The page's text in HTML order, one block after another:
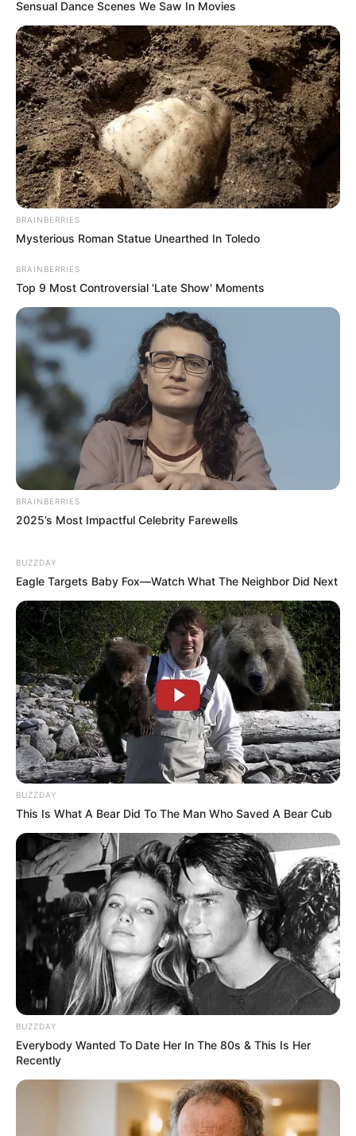
Sensual Dance Scenes We Saw In Movies
BRAINBERRIES
Mysterious Roman Statue Unearthed In Toledo
BRAINBERRIES
Top 9 Most Controversial 'Late Show' Moments
BRAINBERRIES
2025’s Most Impactful Celebrity Farewells
BUZZDAY
Eagle Targets Baby Fox—Watch What The Neighbor Did Next
BUZZDAY
This Is What A Bear Did To The Man Who Saved A Bear Cub
BUZZDAY
Everybody Wanted To Date Her In The 80s & This Is Her
Recently